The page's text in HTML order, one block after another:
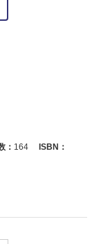
： 164
ISBN：